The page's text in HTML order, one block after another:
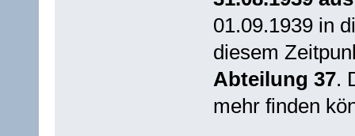
01.09.1939 in
diesem
Abteilung 37.
mehr finden